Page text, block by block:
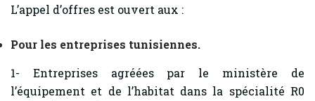
L’appel d’offres est ouvert aux :
Pour les entreprises tunisiennes.
1- Entreprises agréées par le ministère de
l’équipement et de l’habitat dans la spécialité R0